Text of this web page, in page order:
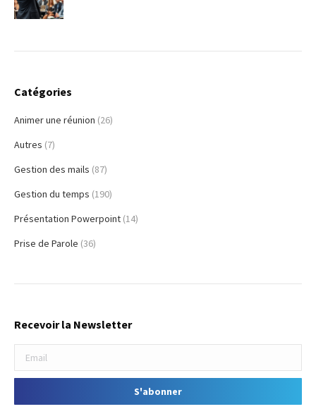
Catégories
Animer une réunion (26)
Autres (7)
Gestion des mails (87)
Gestion du temps (190)
Présentation Powerpoint (14)
Prise de Parole (36)
Recevoir la Newsletter